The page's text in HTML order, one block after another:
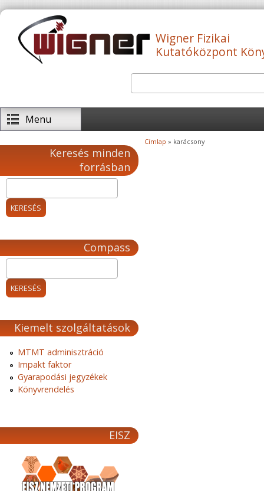
Ugrás a tartalomra
Wigner Fizikai
Kutatóközpont
Keresés űrlap
Menu
Keresés minden
forrásban
Compass
Kiemelt szolgáltatások
MTMT adminisztráció
Impakt faktor
Gyarapodási jegyzékek
Könyvrendelés
EISZ
Jelenlegi hely
Címlap » karácsony